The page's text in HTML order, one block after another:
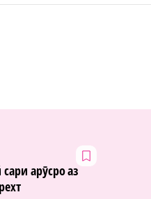
арӯсро аз